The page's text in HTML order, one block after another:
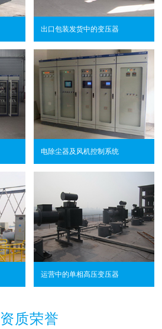
出口包装发货中的变压器
电除尘器及风机控制系统
运营中的单相高压变压器
资质荣誉